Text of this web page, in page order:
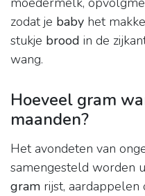
zodat je baby het
stukje brood in de
wang.
Hoeveel gram
maanden?
Het avondeten van
samengesteld worden
gram rijst, aardappelen